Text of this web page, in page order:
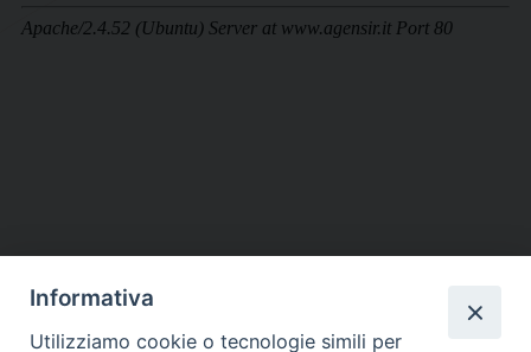
DIOCESI SUBURBICARIA DI ALBANO
Informativa
Utilizziamo cookie o tecnologie simili per